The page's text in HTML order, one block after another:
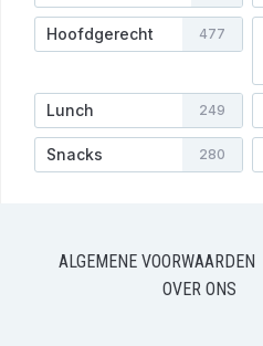
Hoofdgerecht 477
Lunch 249
Snacks 280
ALGEMENE VOORWAARDEN
OVER ONS